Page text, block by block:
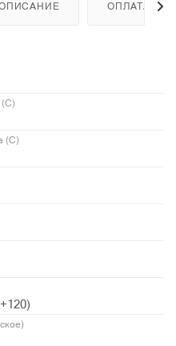
ОПЛАТА
(С)
(С)